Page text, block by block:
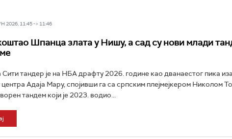
2026, 11:45 -> 11:46
Шпанца злата у Нишу, а сад су нови млади
тандер је на НБА драфту 2026. године као дванаестог пика
Адаја Мару, спојивши га са српским плејмејкером Николом
тандем који је 2023. водио...